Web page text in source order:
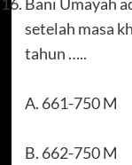
setelah masa
tahun …..
A. 661-750 M
B. 662-750 M